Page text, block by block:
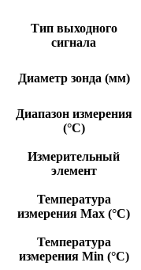
Тип выходного
сигнала
Диаметр зонда (мм)
Диапазон измерения
(°C)
Измерительный
элемент
Температура
измерения Max (°C)
Температура
измерения Min (°C)